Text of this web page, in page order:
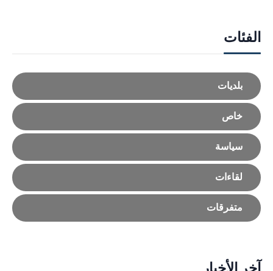
الفئات
بلديات
خاص
سياسة
لقاءات
متفرقات